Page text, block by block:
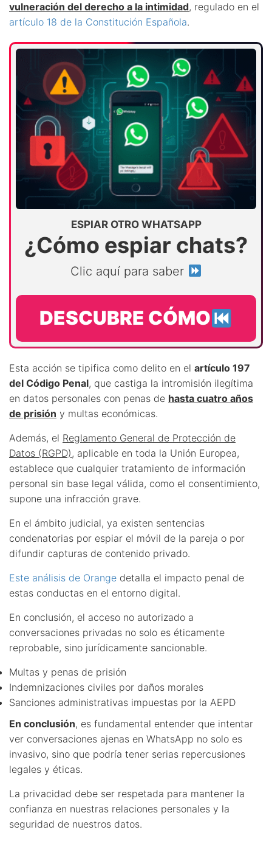
vulneración del derecho a la intimidad, regulado en el
artículo 18 de la Constitución Española.
ESPIAR OTRO WHATSAPP
¿Cómo espiar chats?
Clic aquí para saber
DESCUBRE CÓMO
Esta acción se tipifica como delito en el artículo 197
del Código Penal, que castiga la intromisión ilegítima
en datos personales con penas de hasta cuatro años
de prisión y multas económicas.
Además, el Reglamento General de Protección de
Datos (RGPD), aplicable en toda la Unión Europea,
establece que cualquier tratamiento de información
personal sin base legal válida, como el consentimiento,
supone una infracción grave.
En el ámbito judicial, ya existen sentencias
condenatorias por espiar el móvil de la pareja o por
difundir capturas de contenido privado.
Este análisis de Orange detalla el impacto penal de
estas conductas en el entorno digital.
En conclusión, el acceso no autorizado a
conversaciones privadas no solo es éticamente
reprobable, sino jurídicamente sancionable.
Multas y penas de prisión
Indemnizaciones civiles por daños morales
Sanciones administrativas impuestas por la AEPD
En conclusión, es fundamental entender que intentar
ver conversaciones ajenas en WhatsApp no solo es
invasivo, sino que podría tener serias repercusiones
legales y éticas.
La privacidad debe ser respetada para mantener la
confianza en nuestras relaciones personales y la
seguridad de nuestros datos.